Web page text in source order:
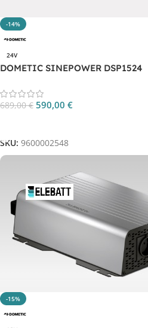
-14%
24V
DOMETIC SINEPOWER DSP1524
689,00€ 590,00 €
SKU: 9600002548
-15%